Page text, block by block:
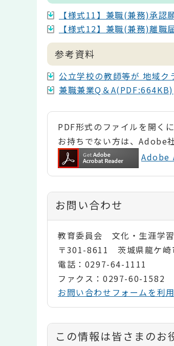
【様式11】兼職(兼務)承認
【様式12】兼職(兼務)離職
参考資料
公立学校の教師等が 地域
兼職兼業Q＆A(PDF:664KB)
PDF形式のファイルを開く
お持ちでない方は、Adobe
Adobe
お問い合わせ
教育委員会 文化・生涯学
〒301-8611 茨城県龍ケ崎
電話：0297-64-1111
ファクス：0297-60-1582
お問い合わせフォームを利
コ
この情報は皆さまのお